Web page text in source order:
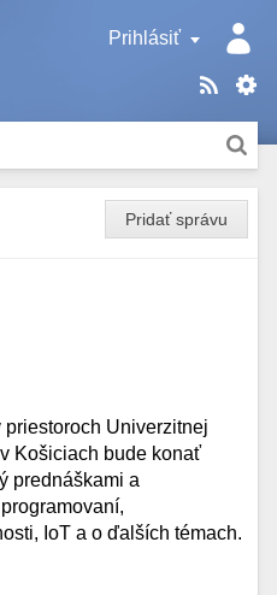
Prihlásiť
Pridať správu
priestoroch Univerzitnej
Košiciach bude konať
prednáškami a
IoT a o ďalších témach.